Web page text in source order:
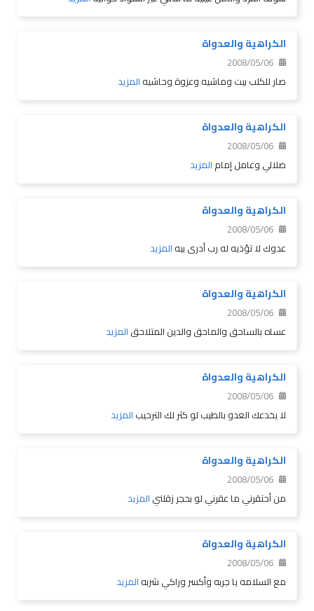
الكراهية والعدواة
2008/05/06
صار للكلب بيت وماشيه وعزوة وحاشيه المزيد
الكراهية والعدواة
2008/05/06
ضلالي وعامل إمام المزيد
الكراهية والعدواة
2008/05/06
عدوك لا تؤذيه له رب أدرى بيه المزيد
الكراهية والعدواة
2008/05/06
عساه بالساحق والماحق والدين المتلاحق المزيد
الكراهية والعدواة
2008/05/06
لا يخدعك العدو بالطيب لو كثر لك الترحيب المزيد
الكراهية والعدواة
2008/05/06
من أحتقرني ما عقرني لو بحجر زقلني المزيد
الكراهية والعدواة
2008/05/06
مع السلامه يا جربه وأكسر وراكي شربه المزيد